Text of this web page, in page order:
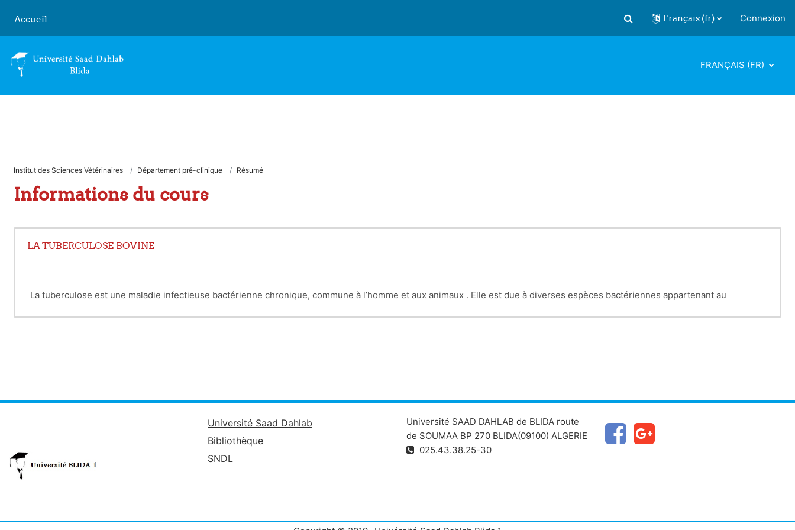
Accueil
Activer/désactiver la saisie de
Français ‎(fr)‎ Connexion
FRANÇAIS ‎(FR)‎
Institut des Sciences Vétérinaires Département pré-clinique Résumé
Informations du cours
LA TUBERCULOSE BOVINE
La tuberculose est une maladie infectieuse bactérienne chronique, commune à l’homme et aux animaux . Elle est due à diverses espèces bactériennes appartenant au
Université Saad Dahlab
Bibliothèque
SNDL
Université SAAD DAHLAB de BLIDA route
de SOUMAA BP 270 BLIDA(09100) ALGERIE
025.43.38.25-30